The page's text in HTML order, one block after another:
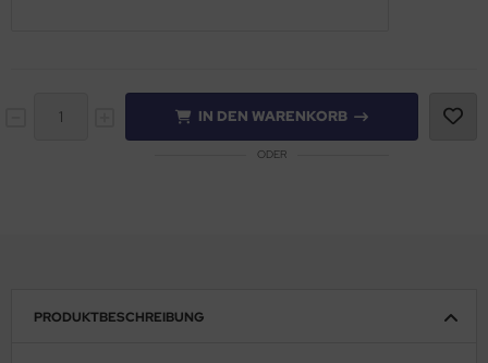
IN DEN WARENKORB
ODER
PRODUKTBESCHREIBUNG